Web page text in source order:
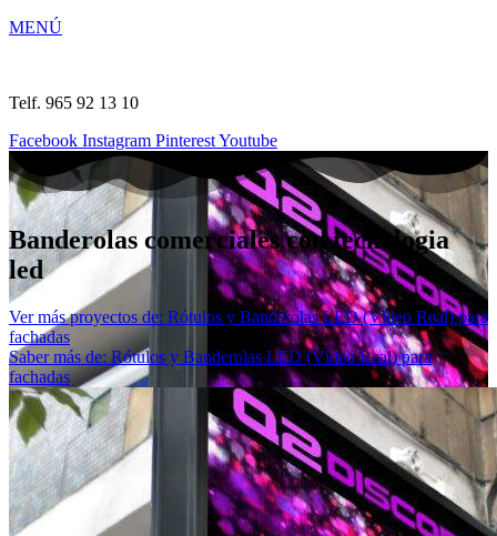
MENÚ
Telf. 965 92 13 10
Facebook Instagram PinterestYoutube
Banderolas comerciales con tecnologia
led
Ver más proyectos de: Rótulos y Banderolas LED (Vídeo Real) para
fachadas
Saber más de: Rótulos y Banderolas LED (Vídeo Real) para
fachadas